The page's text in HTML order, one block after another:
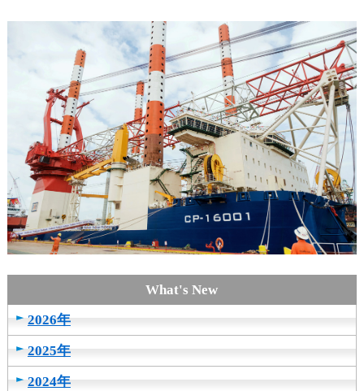
2026年
2025年
2024年